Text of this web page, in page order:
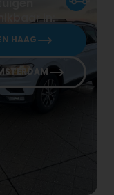
in:
HAAG